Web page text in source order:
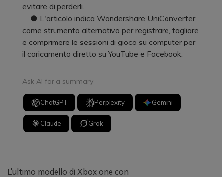
evitare di perderli.
● L'articolo indica Wondershare UniConverter
come strumento alternativo per registrare, tagliare
e comprimere le sessioni di gioco su computer per
il caricamento diretto su YouTube e Facebook.
Ask AI for a summary
ChatGPT Perplexity Gemini
Claude Grok
L'ultimo modello di Xbox one con